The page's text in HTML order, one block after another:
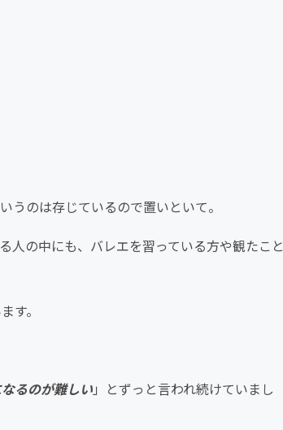
うのは存じているので置いといて。
人の中にも、バレエを習っている方や観たこと
す。
るのが難しい」とずっと言われ続けていまし